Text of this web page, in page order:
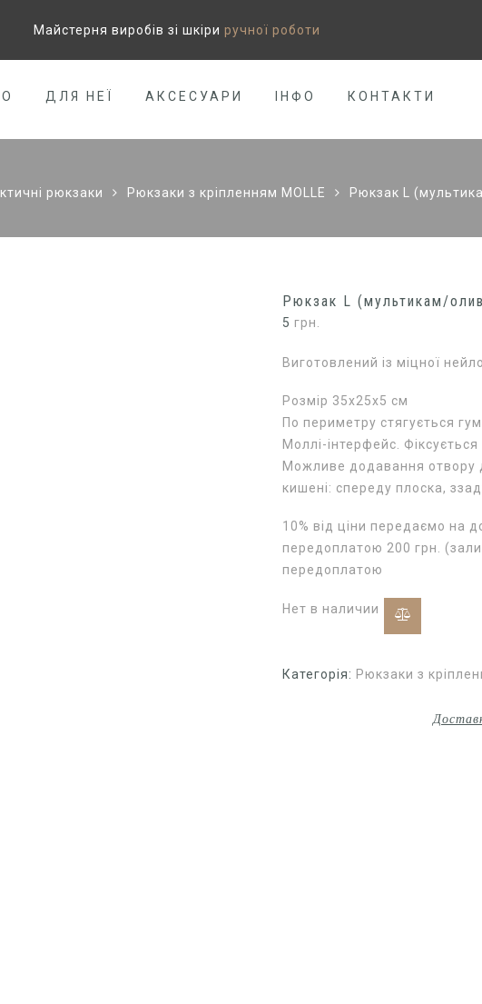
Майстерня виробів зі шкіри ручної роботи
ДЛЯ НЕЇ АКСЕСУАРИ ІНФО КОНТАКТИ
рюкзаки Рюкзаки з кріпленням MOLLE Рюкзак L
Рюкзак L (мультикам/
5 грн.
Виготовлений із міцної
Розмір 35х25х5 см
По периметру стягується
Моллі-інтерфейс.
Можливе додавання отвору
кишені: спереду плоска,
10% від ціни передаємо на
передоплатою 200 грн.
передоплатою
Нет в наличии
Категорія: Рюкзаки з